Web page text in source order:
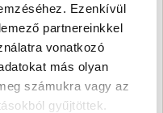
Ezenkívül
partnereinkkel
vonatkozó
más olyan
számukra vagy az
gyűjtöttek.